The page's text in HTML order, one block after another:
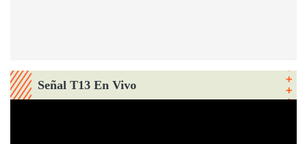
Señal T13 En Vivo